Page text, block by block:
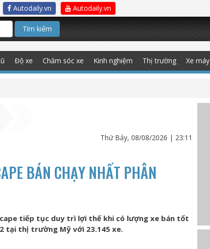
Autodaily.vn Autodaily.vn
Tìm kiếm
Độ xe Chăm sóc xe Kinh nghiệm Thị trường Xe máy
Thứ Bảy, 08/08/2026 | 23:11
BÁN CHẠY NHẤT PHÂN
tiếp tục duy trì lợi thế khi có lượng xe bán tốt
tại thị trường Mỹ với 23.145 xe.